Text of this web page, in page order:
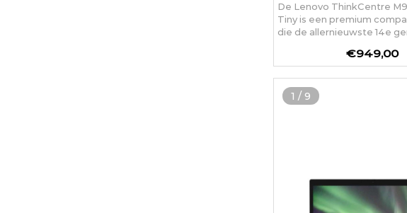
De Lenovo ThinkCentre
Tiny is een premium
die de allernieuwste 14e
€949,00
1 / 9